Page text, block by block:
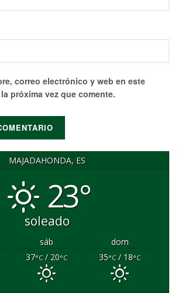
correo electrónico y web en este
próxima vez que comente.
MAJADAHONDA, ES
23°
soleado
sáb
dom
37°C/ 20°C 35°C/ 18°C